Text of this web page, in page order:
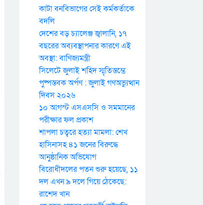
কাটা বনবিভাগের সেই কর্মকর্তাকে
বদলি
দেশের বড় চ্যালেঞ্জ জ্বালানি, ১৭
বছরের অব্যবস্থাপনার কারণে এই
অবস্থা: বাণিজ্যমন্ত্রী
সিলেটে জুলাই শহিদ স্মৃতিস্তম্ভে
পুষ্পস্তবক অর্পণ : জুলাই গণঅভ্যুত্থান
দিবস ২০২৬
১০ আগস্ট এসএসসি ও সমমানের
পরীক্ষার ফল প্রকাশ
শাপলা চত্বরে হত্যা মামলা: শেখ
হাসিনাসহ ৪১ জনের বিরুদ্ধে
আনুষ্ঠানিক অভিযোগ
বিরোধীদলের পতন শুরু হয়েছে, ১১
দল এখন ৯ দলে গিয়ে ঠেকেছে:
রাশেদ খান